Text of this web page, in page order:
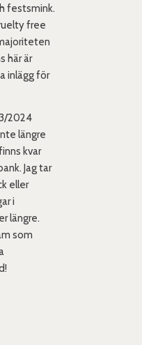
festsmink.
free
här är
inlägg för
2024
längre
kvar
Jag tar
eller
i
längre.
som